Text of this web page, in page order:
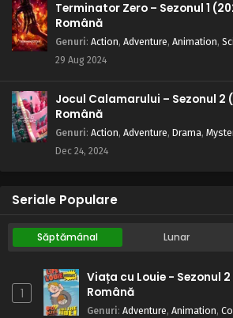
Terminator Zero – Sezonul 1
Română
Genuri: Action, Adventure, Animation,
29 Aug 2024
Jocul Calamarului – Sezonul 2
Română
Genuri: Action, Adventure, Drama,
Dec 24, 2024
Seriale Populare
Săptămânal Lunar
1
Viața cu Louie - Sezonul
Română
Genuri: Adventure, Animation,